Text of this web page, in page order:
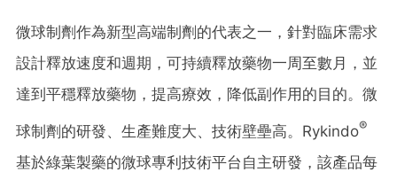
微球制劑作為新型高端制劑的代表之一，針對臨床需求
設計釋放速度和週期，可持續釋放藥物一周至數月，並
達到平穩釋放藥物，提高療效，降低副作用的目的。微
球制劑的研發、生產難度大、技術壁壘高。Rykindo®
基於綠葉製藥的微球專利技術平台自主研發，該產品每